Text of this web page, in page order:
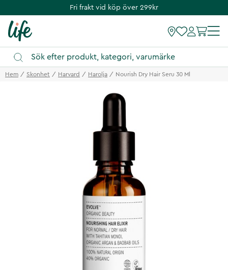
Fri frakt vid köp över 299kr
Hem Skonhet Harvard Harolja Nourish Dry Hair Seru 30 Ml